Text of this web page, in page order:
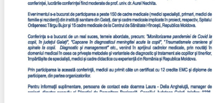
Organigrama IDIS
Anunțuri
Consiliul consulativ internațional IDIS
Proces democratic
Agenda Națională de Business
Puterea hibridă